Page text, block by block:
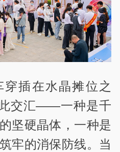
插在水晶摊位之
此交汇——一种是千
坚硬晶体，一种是
牢的消保防线。当